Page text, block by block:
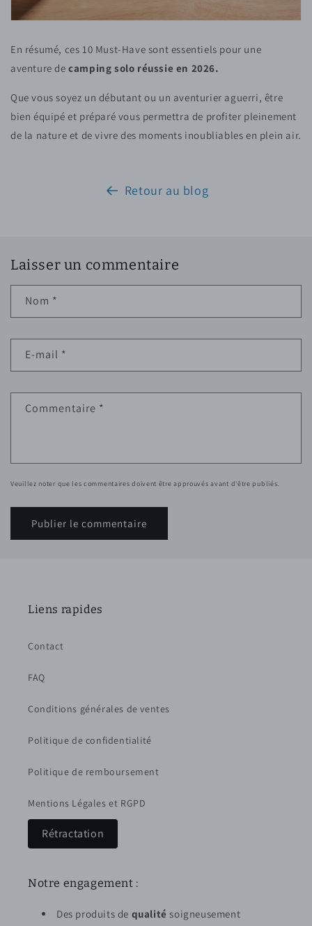
En résumé, ces 10 Must-Have sont essentiels pour une
aventure decamping solo réussie en 2026.
Que vous soyez un débutant ou un aventurier aguerri, être
bien équipé et préparé vous permettra de profiter pleinement
de la nature et de vivre des moments inoubliables en plein air.
Retour au blog
Laisser un commentaire
Nom *
E-mail *
Commentaire *
Veuillez noter que les commentaires doivent être approuvés avant d'être publiés.
Liens rapides
Contact
FAQ
Conditions générales de ventes
Politique de confidentialité
Politique de remboursement
Mentions Légales et RGPD
Rétractation
Notre engagement :
Des produits de qualité soigneusement